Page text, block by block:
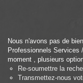
Nous n'avons pas de
Professionnels Services
moment , plusieurs
Re-soumettre la
Transmettez-nous